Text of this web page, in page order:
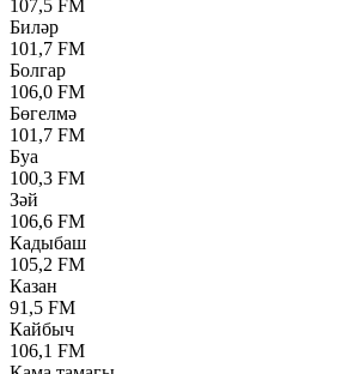
107,5 FM
Биләр
101,7 FM
Болгар
106,0 FM
Бөгелмә
101,7 FM
Буа
100,3 FM
Зәй
106,6 FM
Кадыбаш
105,2 FM
Казан
91,5 FM
Кайбыч
106,1 FM